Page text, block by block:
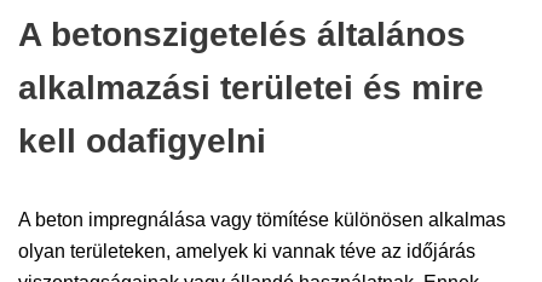
A betonszigetelés általános
alkalmazási területei és mire
kell odafigyelni
A beton impregnálása vagy tömítése különösen alkalmas
olyan területeken, amelyek ki vannak téve az időjárás